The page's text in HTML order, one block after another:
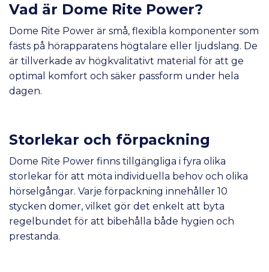
Vad är Dome Rite Power?
Dome Rite Power är små, flexibla komponenter som
fästs på hörapparatens högtalare eller ljudslang. De
är tillverkade av högkvalitativt material för att ge
optimal komfort och säker passform under hela
dagen.
Storlekar och förpackning
Dome Rite Power finns tillgängliga i fyra olika
storlekar för att möta individuella behov och olika
hörselgångar. Varje förpackning innehåller 10
stycken domer, vilket gör det enkelt att byta
regelbundet för att bibehålla både hygien och
prestanda.